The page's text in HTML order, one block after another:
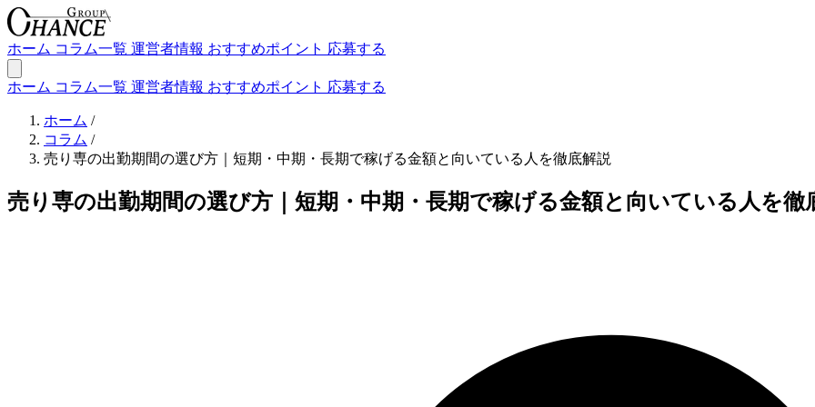
ホーム コラム一覧 運営者情報 おすすめポイント 応募する
ホーム コラム一覧 運営者情報 おすすめポイント 応募する
ホーム /
コラム /
売り専の出勤期間の選び方｜短期・中期・長期で稼げる金額と向いている人を徹底解説
売り専の出勤期間の選び方｜短期・中期・長期で稼げる金額と向いている人を徹